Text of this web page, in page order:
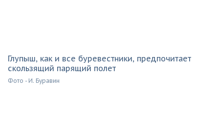
Глупыш, как и все буревестники, предпочитает
скользящий парящий полет
Фото - И. Буравин